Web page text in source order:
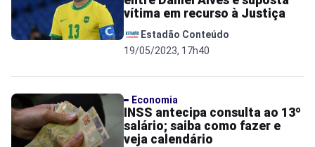
vítima em recurso à Justiça
Estadão Conteúdo
19/05/2023, 17h40
Economia
INSS antecipa consulta ao 13º
salário; saiba como fazer e
veja calendário